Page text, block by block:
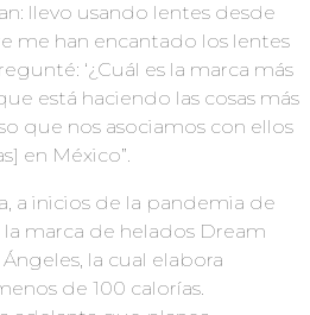
llevo usando lentes desde
me han encantado los lentes
‘¿Cuál es la marca más
está haciendo las cosas más
que nos asociamos con ellos
en México”.
a inicios de la pandemia de
la marca de helados Dream
la cual elabora
de 100 calorías.